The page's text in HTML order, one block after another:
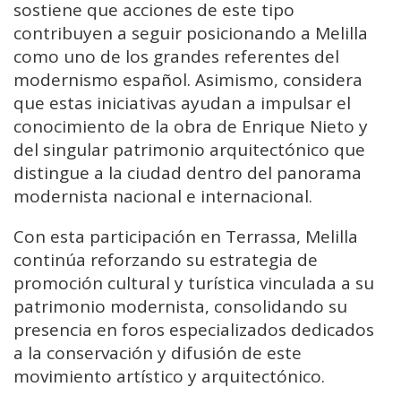
sostiene que acciones de este tipo
contribuyen a seguir posicionando a Melilla
como uno de los grandes referentes del
modernismo español. Asimismo, considera
que estas iniciativas ayudan a impulsar el
conocimiento de la obra de Enrique Nieto y
del singular patrimonio arquitectónico que
distingue a la ciudad dentro del panorama
modernista nacional e internacional.
Con esta participación en Terrassa, Melilla
continúa reforzando su estrategia de
promoción cultural y turística vinculada a su
patrimonio modernista, consolidando su
presencia en foros especializados dedicados
a la conservación y difusión de este
movimiento artístico y arquitectónico.